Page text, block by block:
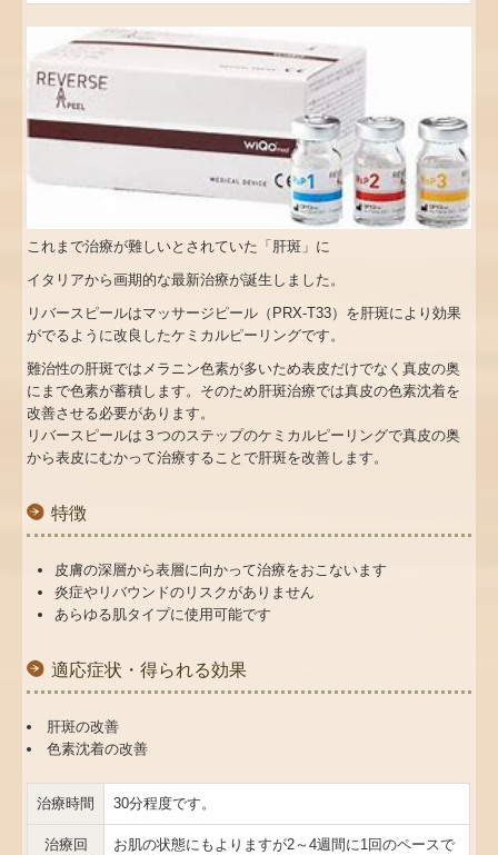
これまで治療が難しいとされていた「肝斑」に
イタリアから画期的な最新治療が誕生しました。
リバースピールはマッサージピール（ PRX-T33）を肝斑により効果
がでるように改良したケミカルピーリングです。
難治性の肝斑ではメラニン色素が多いため表皮だけでなく真皮の奥
にまで色素が蓄積します。そのため肝斑治療では真皮の色素沈着を
改善させる必要があります。
リバースピールは３つのステップのケミカルピーリングで真皮の奥
から表皮にむかって治療することで肝斑を改善します。
特徴
皮膚の深層から表層に向かって治療をおこないます
炎症やリバウンドのリスクがありません
あらゆる肌タイプに使用可能です
適応症状・得られる効果
肝斑の改善
色素沈着の改善
治療時間 30分程度です。
治療回
お肌の状態にもよりますが2～4週間に1回のペースで